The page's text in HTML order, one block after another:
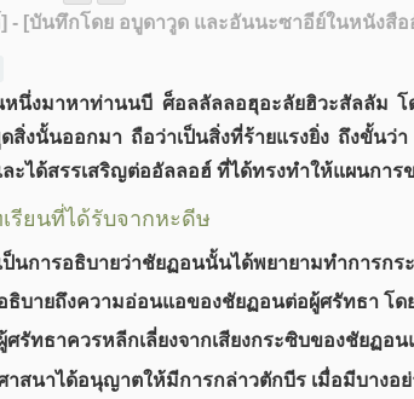
- [บันทึกโดย อบูดาวูด และอันนะซาอีย์ในหนังสือ
นึ่งมาหาท่านนบี ศ็อลลัลลอฮุอะลัยฮิวะสัลลัม โ
สิ่งนั้นออกมา ถือว่าเป็นสิ่งที่ร้ายแรงยิ่ง ถึงขั้น
ละได้สรรเสริญต่ออัลลอฮ์ ที่ได้ทรงทำให้แผนกา
รียนที่ได้รับจากหะดีษ
ป็นการอธิบายว่าชัยฏอนนั้นได้พยายามทำการก
ธิบายถึงความอ่อนแอของชัยฏอนต่อผู้ศรัทธา โ
ศรัทธาควรหลีกเลี่ยงจากเสียงกระซิบของชัยฏอ
าสนาได้อนุญาตให้มีการกล่าวตักบีร เมื่อมีบางอ